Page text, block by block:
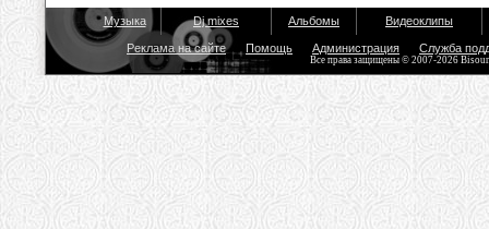
Музыка Dj mixes Альбомы Видеоклипы
Реклама на сайте Помощь Администрация Служба
Все права защищены © 2007-2026